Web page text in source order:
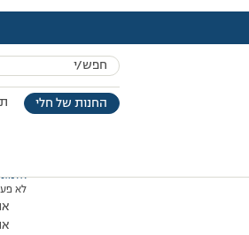
Search
for:החנות של חלי
עמוד הבית>דיונים>פורום>אווווףףףףףףףףףף
מוצגות 2 תגובות – 1 עד 2 (מתוך 2 סה״כ)
27/07/
לא